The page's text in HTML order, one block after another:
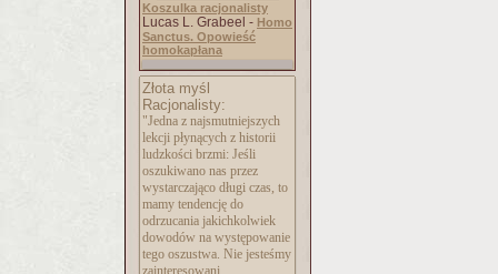
Koszulka racjonalisty
Lucas L. Grabeel - Homo
Sanctus. Opowieść
homokapłana
Złota myśl
Racjonalisty:
"Jedna z najsmutniejszych
lekcji płynących z historii
ludzkości brzmi: Jeśli
oszukiwano nas przez
wystarczająco długi czas, to
mamy tendencję do
odrzucania jakichkolwiek
dowodów na występowanie
tego oszustwa. Nie jesteśmy
zainteresowani